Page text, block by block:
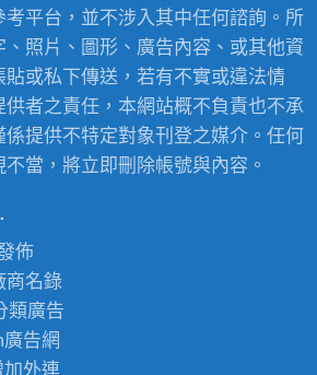
平台，並不涉入其中任何諮詢。所
照片、圖形、廣告內容、或其他資
或私下傳送，若有不實或違法情
者之責任，本網站概不負責也不承
提供不特定對象刊登之媒介。任何
當，將立即刪除帳號與內容。
佈
商名錄
類廣告
告網
加外連